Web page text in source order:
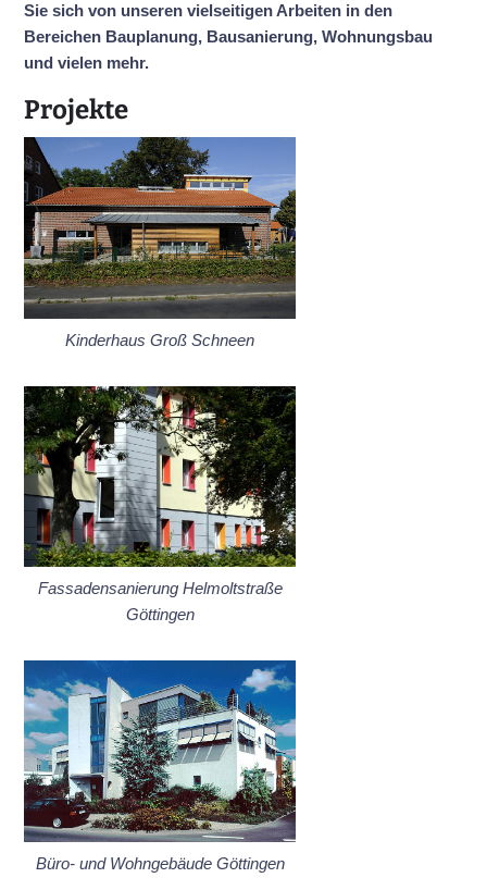
Sie sich von unseren vielseitigen Arbeiten in den
Bereichen Bauplanung, Bausanierung, Wohnungsbau
und vielen mehr.
Projekte
Kinderhaus Groß Schneen
Fassadensanierung Helmoltstraße
Göttingen
Büro- und Wohngebäude Göttingen